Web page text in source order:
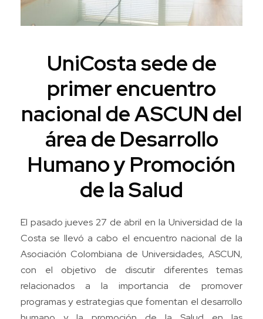
UniCosta sede de
primer encuentro
nacional de ASCUN del
área de Desarrollo
Humano y Promoción
de la Salud
El pasado jueves 27 de abril en la Universidad de la
Costa se llevó a cabo el encuentro nacional de la
Asociación Colombiana de Universidades, ASCUN,
con el objetivo de discutir diferentes temas
relacionados a la importancia de promover
programas y estrategias que fomentan el desarrollo